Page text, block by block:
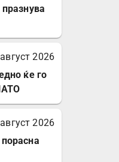
2026
ќе го
2026